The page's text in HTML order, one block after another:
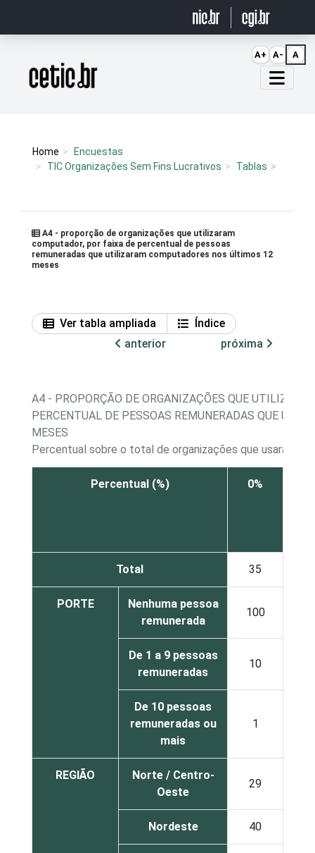
Página inicial
Home
Encuestas
TIC Organizações Sem Fins Lucrativos
Tablas
A4 - proporção de organizações que utilizaram
computador, por faixa de percentual de pessoas
remuneradas que utilizaram computadores nos últimos 12
meses
Ver tabla ampliada
Índice
anterior
próxima
A4 - PROPORÇÃO DE ORGANIZAÇÕES QUE
PERCENTUAL DE PESSOAS REMUNERADAS QUE
MESES
Percentual sobre o total de organizações que usaram
Percentual (%) 0%
Total 35
PORTE
Nenhuma pessoa
remunerada
100
De 1 a 9 pessoas
remuneradas
10
De 10 pessoas
remuneradas ou
mais
1
REGIÃO
Norte / Centro-
Oeste
29
Nordeste 40
A+ A- A